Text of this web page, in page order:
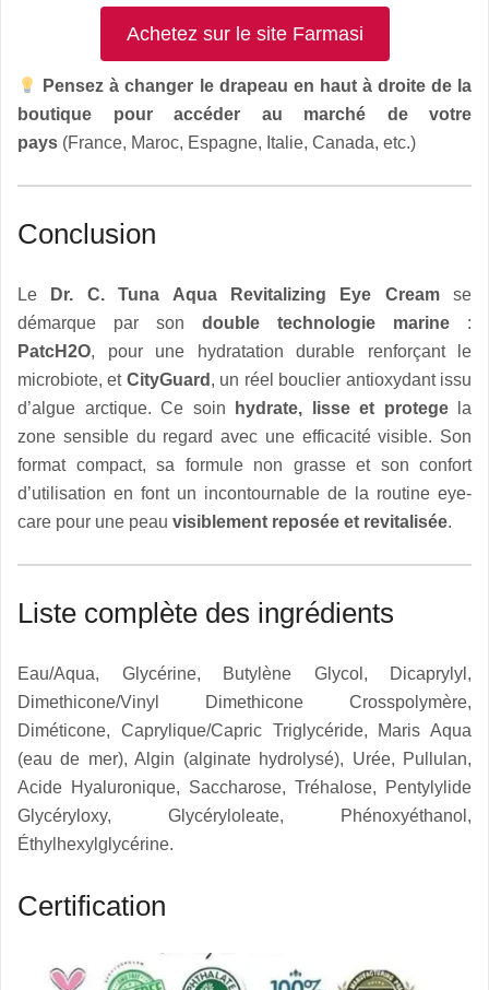
Achetez sur le site Farmasi
Pensez à changer le drapeau en haut à droite de la
boutique pour accéder au marché de votre
pays (France, Maroc, Espagne, Italie, Canada, etc.)
Conclusion
Le Dr. C. Tuna Aqua Revitalizing Eye Creamse
démarque par son double technologie marine :
PatcH2O, pour une hydratation durable renforçant le
microbiote, et CityGuard , un réel bouclier antioxydant issu
d’algue arctique. Ce soin
hydrate, lisse et protegela
zone sensible du regard avec une efficacité visible. Son
format compact, sa formule non grasse et son confort
d’utilisation en font un incontournable de la routine eye-
care pour une peau visiblement reposée et revitalisée.
Liste complète des ingrédients
Eau/Aqua, Glycérine, Butylène Glycol, Dicaprylyl,
Dimethicone/Vinyl Dimethicone Crosspolymère,
Diméticone, Caprylique/Capric Triglycéride, Maris Aqua
(eau de mer), Algin (alginate hydrolysé), Urée, Pullulan,
Acide Hyaluronique, Saccharose, Tréhalose, Pentylylide
Glycéryloxy, Glycéryloleate, Phénoxyéthanol,
Éthylhexylglycérine.
Certification